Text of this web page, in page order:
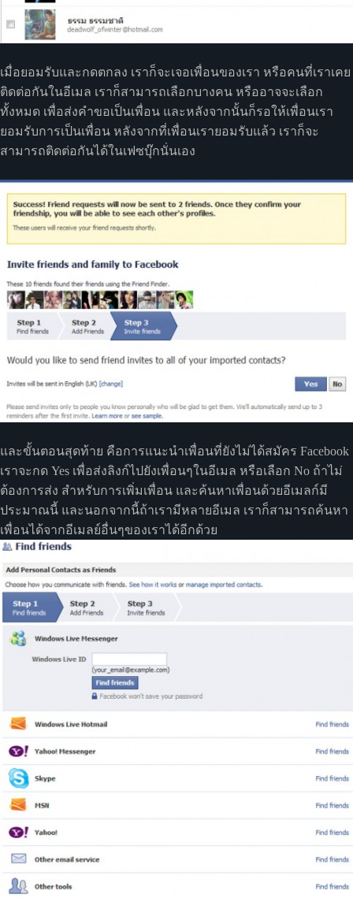
เมื่อยอมรับและกดตกลง เราก็จะเจอเพื่อนของเรา หรือคนที่เราเคย
ติดต่อกันในอีเมล เราก็สามารถเลือกบางคน หรืออาจจะเลือก
ทั้งหมด เพื่อส่งคำขอเป็นเพื่อน และหลังจากนั้นก็รอให้เพื่อนเรา
ยอมรับการเป็นเพื่อน หลังจากที่เพื่อนเรายอมรับแล้ว เราก็จะ
สามารถติดต่อกันได้ในเฟซบุ๊กนั่นเอง
และขั้นตอนสุดท้าย คือการแนะนำเพื่อนที่ยังไม่ได้สมัคร Facebook
เราจะกด Yes เพื่อส่งลิงก์ไปยังเพื่อนๆในอีเมล หรือเลือก No ถ้าไม่
ต้องการส่ง สำหรับการเพิ่มเพื่อน และค้นหาเพื่อนด้วยอีเมลก์มี
ประมาณนี้ และนอกจากนี้ถ้าเรามีหลายอีเมล เราก็สามารถค้นหา
เพื่อนได้จากอีเมลย์อื่นๆของเราได้อีกด้วย